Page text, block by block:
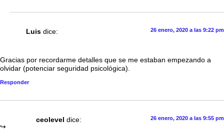
Luis dice: 26 enero, 2020 a las 9:22 pm
Gracias por recordarme detalles que se me estaban empezando a
olvidar (potenciar seguridad psicológica).
Responder
ceolevel dice: 26 enero, 2020 a las 9:55 pm